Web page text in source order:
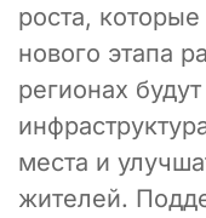
роста,
нового этапа
регионах
места и
жителей.